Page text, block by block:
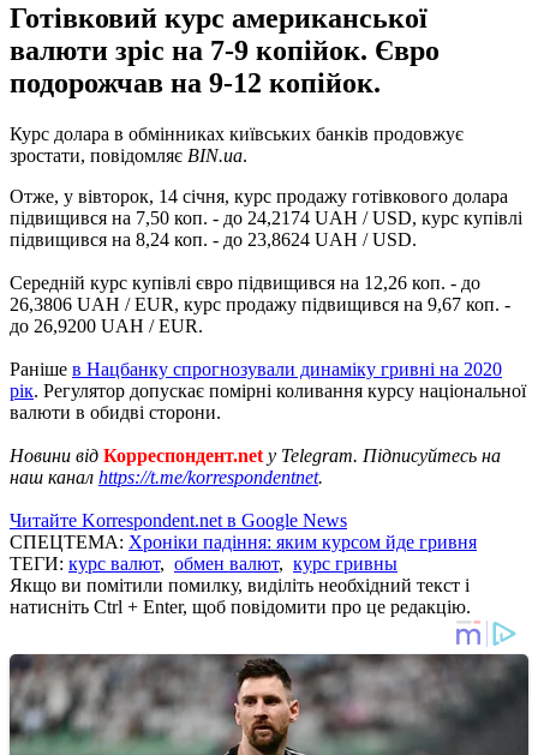
Готівковий курс американської
валюти зріс на 7-9 копійок. Євро
подорожчав на 9-12 копійок.
Курс долара в обмінниках київських банків продовжує
зростати, повідомляє BIN.ua.
Отже, у вівторок, 14 січня, курс продажу готівкового долара
підвищився на 7,50 коп. - до 24,2174 UAH / USD, курс купівлі
підвищився на 8,24 коп. - до 23,8624 UAH / USD.
Середній курс купівлі євро підвищився на 12,26 коп. - до
26,3806 UAH / EUR, курс продажу підвищився на 9,67 коп. -
до 26,9200 UAH / EUR.
Раніше в Нацбанку спрогнозували динаміку гривні на 2020
рік. Регулятор допускає помірні коливання курсу національної
валюти в обидві сторони.
Новини від Корреспондент.net у Telegram. Підписуйтесь на
наш канал https://t.me/korrespondentnet.
Читайте Korrespondent.net в Google News
СПЕЦТЕМА: Хроніки падіння: яким курсом йде гривня
ТЕГИ: курс валют, обмен валют, курс гривны
Якщо ви помітили помилку, виділіть необхідний текст і
натисніть Ctrl + Enter, щоб повідомити про це редакцію.